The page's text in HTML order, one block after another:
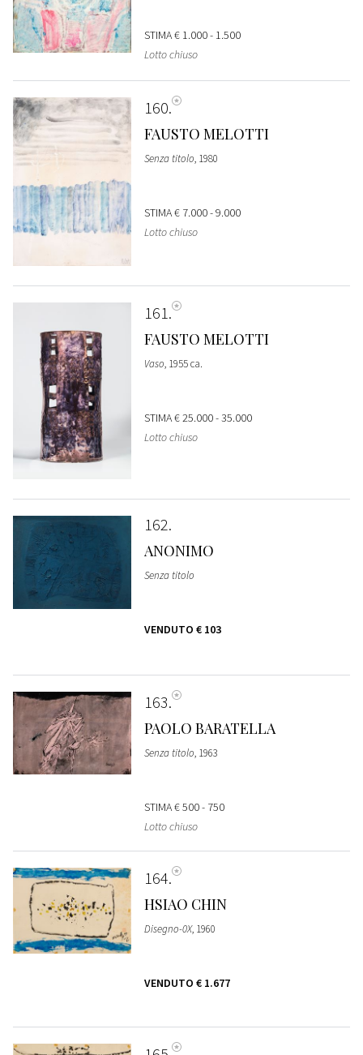
STIMA€ 1.000 - 1.500
Lotto chiuso
160
FAUSTO MELOTTI
Senza titolo, 1980
STIMA€ 7.000 - 9.000
Lotto chiuso
161
FAUSTO MELOTTI
Vaso, 1955 ca.
STIMA€ 25.000 - 35.000
Lotto chiuso
162
ANONIMO
Senza titolo
VENDUTO € 103
163
PAOLO BARATELLA
Senza titolo, 1963
STIMA€ 500 - 750
Lotto chiuso
164
HSIAO CHIN
Disegno-0X, 1960
VENDUTO € 1.677